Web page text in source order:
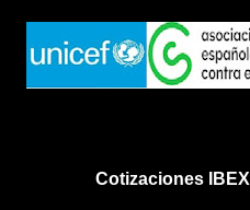
Cotizaciones